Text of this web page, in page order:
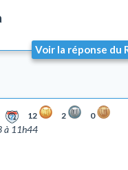
Voir la réponse du
12 2 0
à 11h44